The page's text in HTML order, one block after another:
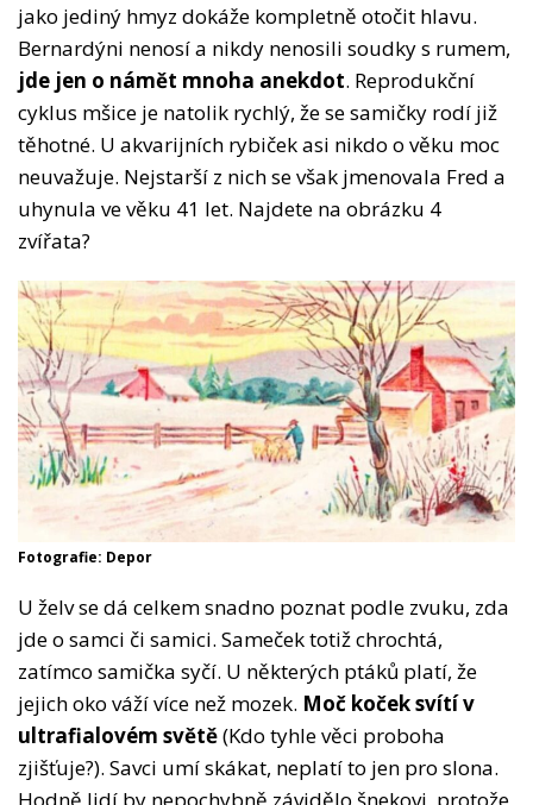
jako jediný hmyz dokáže kompletně otočit hlavu.
Bernardýni nenosí a nikdy nenosili soudky s rumem,
jde jen o námět mnoha anekdot. Reprodukční
cyklus mšice je natolik rychlý, že se samičky rodí již
těhotné. U akvarijních rybiček asi nikdo o věku moc
neuvažuje. Nejstarší z nich se však jmenovala Fred a
uhynula ve věku 41 let. Najdete na obrázku 4
zvířata?
Fotografie: Depor
U želv se dá celkem snadno poznat podle zvuku, zda
jde o samci či samici. Sameček totiž chrochtá,
zatímco samička syčí. U některých ptáků platí, že
jejich oko váží více než mozek. Moč koček svítí v
ultrafialovém světě(Kdo tyhle věci proboha
zjišťuje?). Savci umí skákat, neplatí to jen pro slona.
Hodně lidí by nepochybně závidělo šnekovi, protože